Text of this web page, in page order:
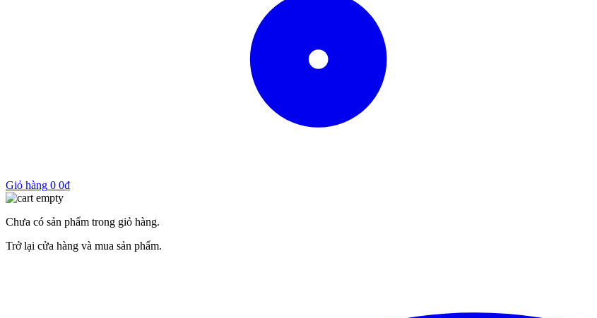
Giỏ hàng 0 0₫
Chưa có sản phẩm trong giỏ hàng.
Trở lại cửa hàng và mua sản phẩm.